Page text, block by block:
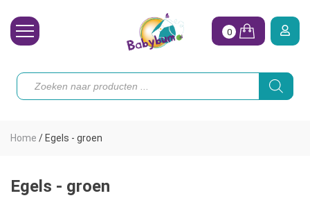
Toebehoren
Koopjes
0
Producten
zoeken
Home / Egels - groen
Egels - groen